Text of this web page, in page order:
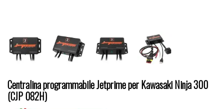
Centralina programmabile Jetprime per Kawasaki Ninja 300
(CJP 082H)